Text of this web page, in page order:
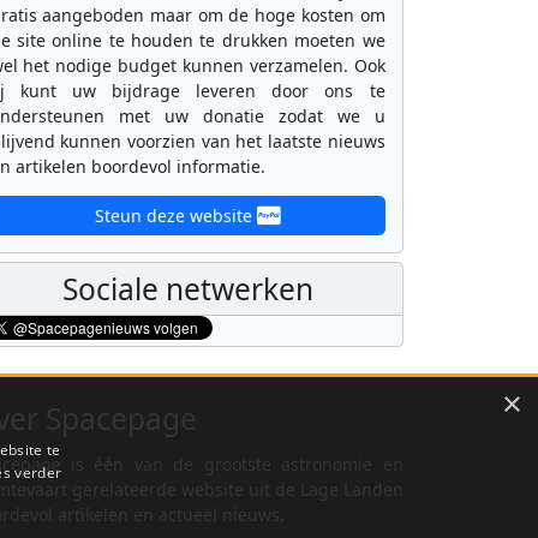
aangeboden maar om de hoge kosten om
site online te houden te drukken moeten we
het nodige budget kunnen verzamelen. Ook
kunt uw bijdrage leveren door ons te
met uw donatie zodat we u
kunnen voorzien van het laatste nieuws
artikelen boordevol informatie.
Steun deze website
Sociale netwerken
is één van de grootste astronomie en
×
te
verder